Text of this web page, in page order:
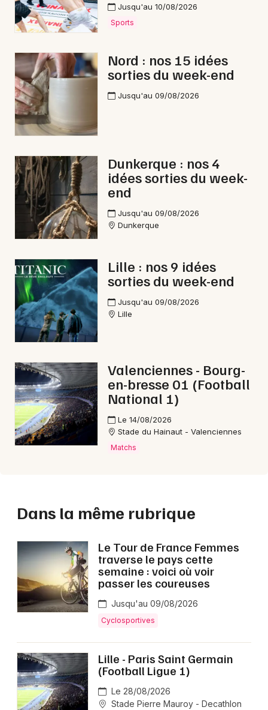
Je m'abonne
Jusqu'au 10/08/2026
Sports
Nord : nos 15 idées
sorties du week-end
Jusqu'au 09/08/2026
Dunkerque : nos 4
idées sorties du week-
end
Jusqu'au 09/08/2026
Dunkerque
Lille : nos 9 idées
sorties du week-end
Jusqu'au 09/08/2026
Lille
Valenciennes - Bourg-
en-bresse 01 (Football
National 1)
Le 14/08/2026
Stade du Hainaut - Valenciennes
Matchs
Dans la même rubrique
Le Tour de France Femmes
traverse le pays cette
semaine : voici où voir
passer les coureuses
Jusqu'au 09/08/2026
Cyclosportives
Lille - Paris Saint Germain
(Football Ligue 1)
Le 28/08/2026
Stade Pierre Mauroy - Decathlon